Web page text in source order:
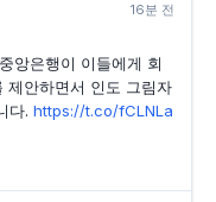
16분 전
앙은행이 이들에게 회
제안하면서 인도 그림자
다. https://t.co/fCLNLa